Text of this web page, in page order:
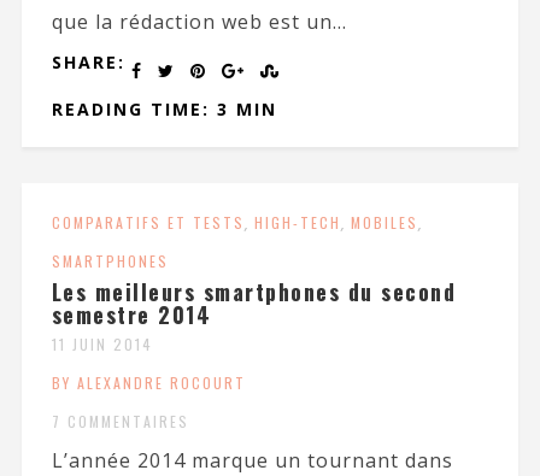
que la rédaction web est un...
SHARE:
READING TIME: 3 MIN
COMPARATIFS ET TESTS, HIGH-TECH, MOBILES,
SMARTPHONES
Les meilleurs smartphones du second
semestre 2014
11 JUIN 2014
BY ALEXANDRE ROCOURT
7 COMMENTAIRES
L’année 2014 marque un tournant dans